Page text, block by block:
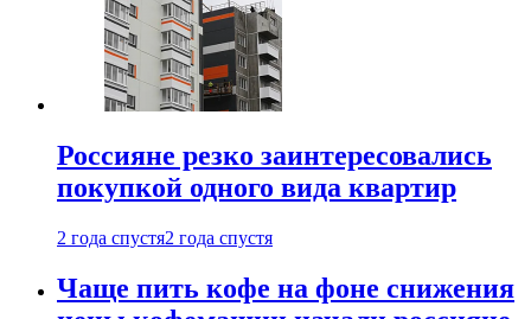
Россияне резко заинтересовались
покупкой одного вида квартир
2 года спустя2 года спустя
Чаще пить кофе на фоне снижения